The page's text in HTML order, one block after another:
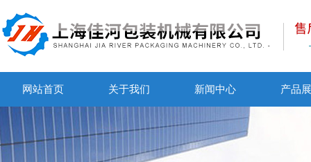
网站首页 关于我们 新闻中心 产品